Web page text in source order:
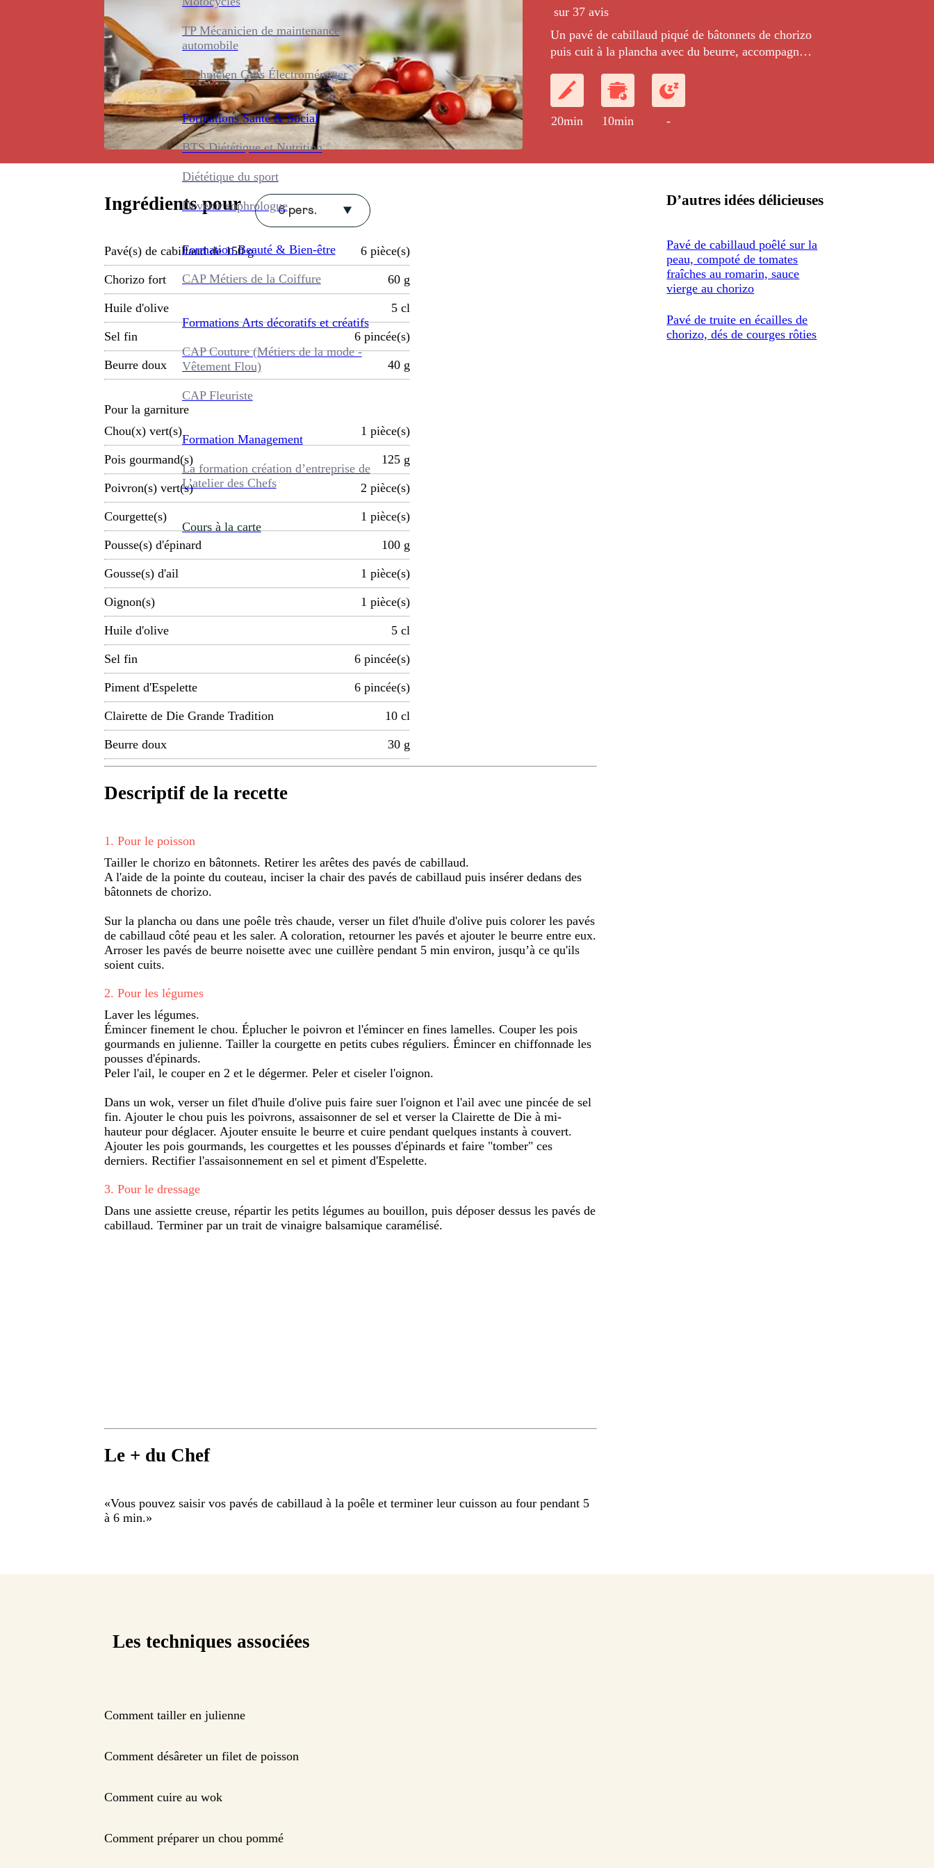
TP Mécanicien de maintenance
automobile
Technicien Gros Électroménager
Formations Santé & Social
BTS Diététique et Nutrition
Diététique du sport
Devenir sophrologue
Formation Beauté & Bien-être
CAP Métiers de la Coiffure
Formations Arts décoratifs et créatifs
CAP Couture (Métiers de la mode -
Vêtement Flou)
CAP Fleuriste
Formation Management
La formation création d’entreprise de
L’atelier des Chefs
Cours à la carte
sur 37 avis
Un pavé de cabillaud piqué de bâtonnets de chorizo
puis cuit à la plancha avec du beurre, accompagné
pétillant.
20min 10min -
Ingrédients pour 6 pers.
Pavé(s) de cabillaud de 150 g 6 pièce(s)
Chorizo fort 60 g
Huile d'olive 5 cl
Sel fin 6 pincée(s)
Beurre doux 40 g
Pour la garniture
Chou(x) vert(s)
1 pièce(s)
Pois gourmand(s) 125 g
Poivron(s) vert(s) 2 pièce(s)
Courgette(s) 1 pièce(s)
Pousse(s) d'épinard 100 g
Gousse(s) d'ail 1 pièce(s)
Oignon(s) 1 pièce(s)
Huile d'olive 5 cl
Sel fin 6 pincée(s)
Piment d'Espelette 6 pincée(s)
Clairette de Die Grande Tradition 10 cl
Beurre doux 30 g
Descriptif de la recette
1 . Pour le poisson
Tailler le chorizo en bâtonnets. Retirer les arêtes des pavés de cabillaud.
A l'aide de la pointe du couteau, inciser la chair des pavés de cabillaud puis insérer dedans des
bâtonnets de chorizo.
Sur la plancha ou dans une poêle très chaude, verser un filet d'huile d'olive puis colorer les pavés
de cabillaud côté peau et les saler. A coloration, retourner les pavés et ajouter le beurre entre eux.
Arroser les pavés de beurre noisette avec une cuillère pendant 5 min environ, jusqu’à ce qu'ils
soient cuits.
2. Pour les légumes
Laver les légumes.
Émincer finement le chou. Éplucher le poivron et l'émincer en fines lamelles. Couper les pois
gourmands en julienne. Tailler la courgette en petits cubes réguliers. Émincer en chiffonnade les
pousses d'épinards.
Peler l'ail, le couper en 2 et le dégermer. Peler et ciseler l'oignon.
Dans un wok, verser un filet d'huile d'olive puis faire suer l'oignon et l'ail avec une pincée de sel
fin. Ajouter le chou puis les poivrons, assaisonner de sel et verser la Clairette de Die à mi-
hauteur pour déglacer. Ajouter ensuite le beurre et cuire pendant quelques instants à couvert.
Ajouter les pois gourmands, les courgettes et les pousses d'épinards et faire "tomber" ces
derniers. Rectifier l'assaisonnement en sel et piment d'Espelette.
3. Pour le dressage
Dans une assiette creuse, répartir les petits légumes au bouillon, puis déposer dessus les pavés de
cabillaud. Terminer par un trait de vinaigre balsamique caramélisé.
Le + du Chef
«Vous pouvez saisir vos pavés de cabillaud à la poêle et terminer leur cuisson au four pendant 5
à 6 min.»
D’autres idées délicieuses
Pavé de cabillaud poêlé sur la
peau, compoté de tomates
fraîches au romarin, sauce
vierge au chorizo
Pavé de truite en écailles de
chorizo, dés de courges rôties
Les techniques associées
Comment tailler en julienne
Comment désâreter un filet de poisson
Comment cuire au wok
Comment préparer un chou pommé